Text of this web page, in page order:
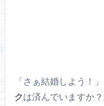
「さぁ結婚しよう！
クは済んでいますか